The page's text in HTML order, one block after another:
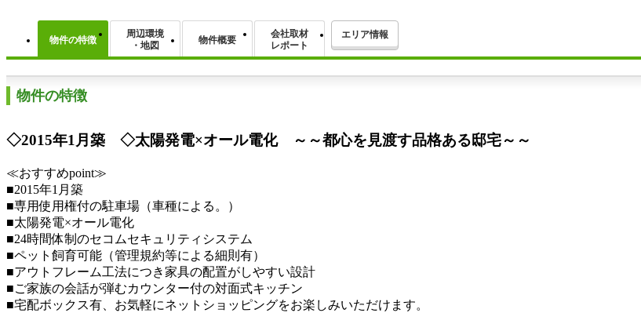
物件の特徴
周辺環境
・地図
物件概要
会社取材
レポート
エリア情報
物件の特徴
◇2015年1月築 ◇太陽発電×オール電化 ～～都心を見渡す品格ある邸宅～～
≪おすすめpoint≫
■2015年1月築
■専用使用権付の駐車場（車種による。）
■太陽発電×オール電化
■24時間体制のセコムセキュリティシステム
■ペット飼育可能（管理規約等による細則有）
■アウトフレーム工法につき家具の配置がしやすい設計
■ご家族の会話が弾むカウンター付の対面式キッチン
■宅配ボックス有、お気軽にネットショッピングをお楽しみいただけます。